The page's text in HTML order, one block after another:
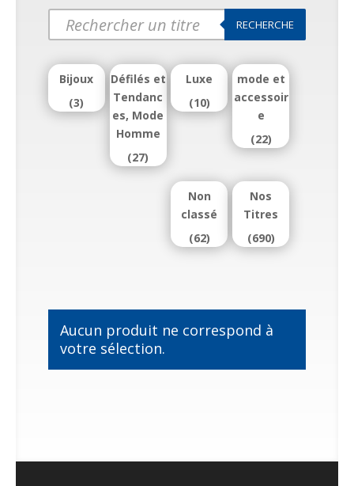
Products
search
RECHERCHE
Bijoux
(3)
Défilés et
Tendanc
es, Mode
Homme
(27)
Luxe
(10)
mode et
accessoir
e
(22)
Non
classé
(62)
Nos
Titres
(690)
Aucun produit ne correspond à
votre sélection.